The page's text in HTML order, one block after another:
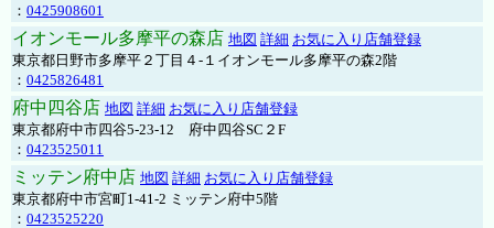
： 0425908601
イオンモール多摩平の森店 地図 詳細 お気に入り店舗登録
東京都日野市多摩平２丁目４-１イオンモール多摩平の森2階
： 0425826481
府中四谷店 地図 詳細 お気に入り店舗登録
東京都府中市四谷5-23-12 府中四谷SC２F
： 0423525011
ミッテン府中店 地図 詳細 お気に入り店舗登録
東京都府中市宮町1-41-2 ミッテン府中5階
： 0423525220